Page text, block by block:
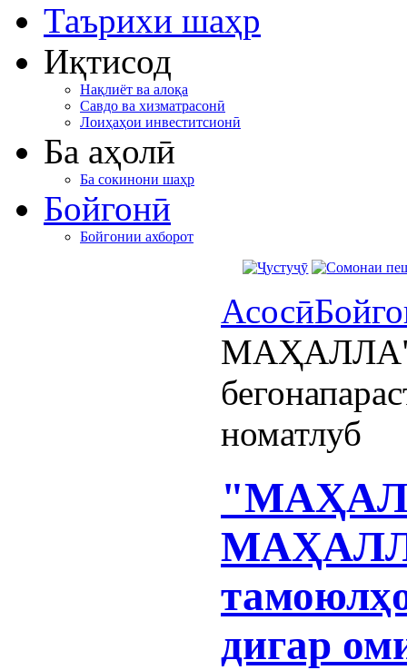
Таърихи шаҳр
Иқтисод
Нақлиёт ва алоқа
Савдо ва хизматрасонӣ
Лоиҳаҳои инвеститсионӣ
Ба аҳолӣ
Ба сокинони шаҳр
Бойгонӣ
Бойгонии ахборот
Асосӣ
МАҲАЛЛА":
номатлуб
дигар